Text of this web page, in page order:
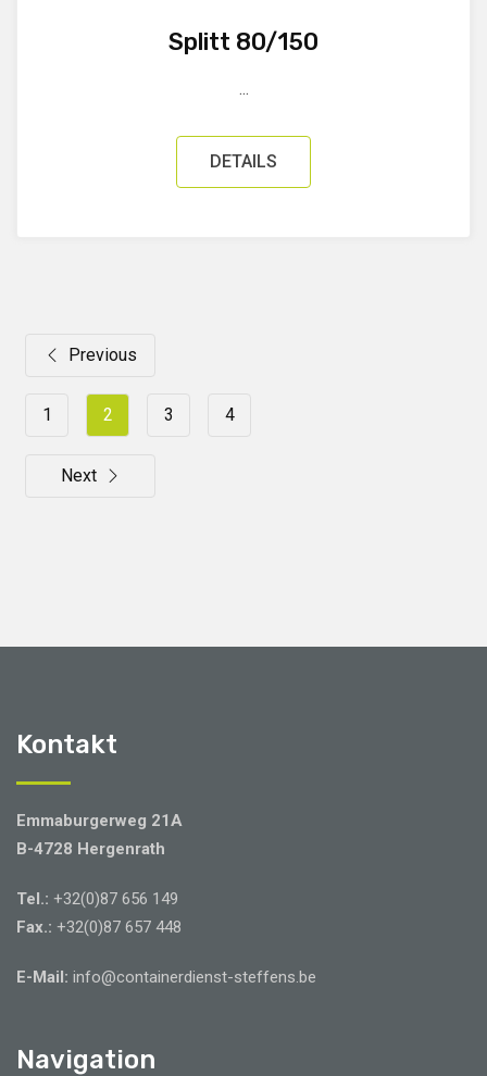
Splitt 80/150
...
DETAILS
Previous
1 2 3 4
Next
Kontakt
Emmaburgerweg 21A
B-4728 Hergenrath
Tel.: +32(0)87 656 149
Fax.: +32(0)87 657 448
E-Mail: info@containerdienst-steffens.be
Navigation